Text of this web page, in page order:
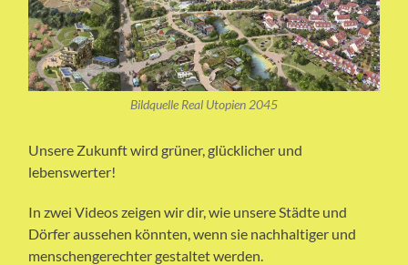
Bildquelle Real Utopien 2045
Unsere Zukunft wird grüner, glücklicher und
lebenswerter!
In zwei Videos zeigen wir dir, wie unsere Städte und
Dörfer aussehen könnten, wenn sie nachhaltiger und
menschengerechter gestaltet werden.